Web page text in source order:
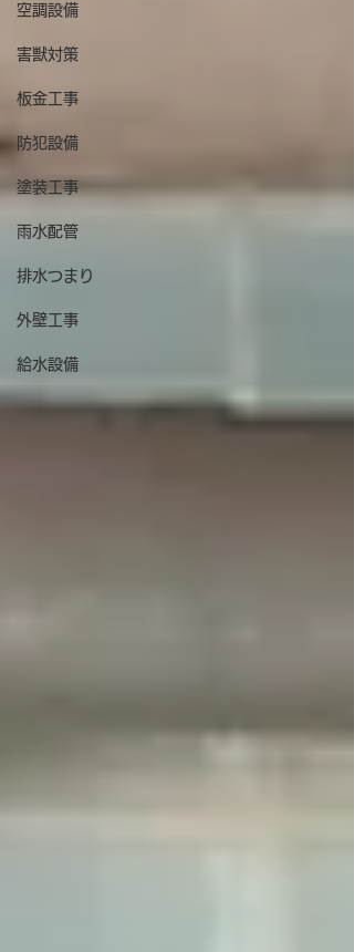
空調設備
害獣対策
板金工事
防犯設備
塗装工事
雨水配管
排水つまり
外壁工事
給水設備